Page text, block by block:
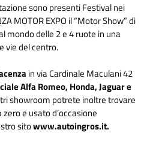
sono presenti Festival nei
MOTOR EXPO il “Motor Show” di
mondo delle 2 e 4 ruote in una
vie del centro.
in via Cardinale Maculani 42
Alfa Romeo, Honda, Jaguar e
showroom potrete inoltre trovare
e usato d’occasione
sitowww.autoingros.it.